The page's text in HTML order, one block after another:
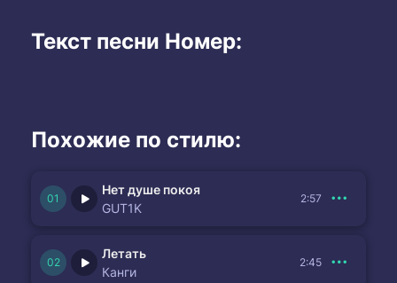
Текст песни Номер:
Похожие по стилю:
Нет душе покоя
GUT1K
2:57
Летать
Канги
2:45